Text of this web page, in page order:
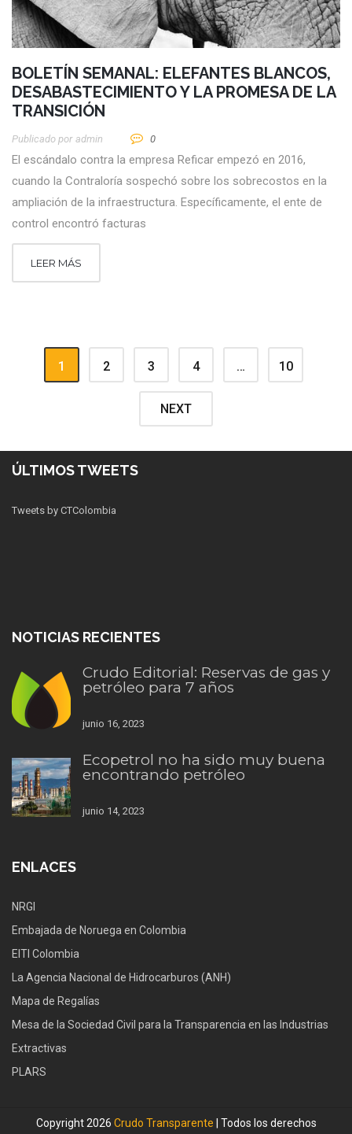
BOLETÍN SEMANAL: ELEFANTES BLANCOS,
DESABASTECIMIENTO Y LA PROMESA DE LA
TRANSICIÓN
Publicado por Admin 0
El escándalo contra la empresa Reficar empezó en 2016,
cuando la Contraloría sospechó sobre los sobrecostos en la
ampliación de la infraestructura. Específicamente, el ente de
control encontró facturas
LEER MÁS
1 2 3 4 … 10
NEXT
ÚLTIMOS TWEETS
Tweets by CTColombia
NOTICIAS RECIENTES
Crudo Editorial: Reservas de gas y
petróleo para 7 años
junio 16, 2023
Ecopetrol no ha sido muy buena
encontrando petróleo
junio 14, 2023
ENLACES
NRGI
Embajada de Noruega en Colombia
EITI Colombia
La Agencia Nacional de Hidrocarburos (ANH)
Mapa de Regalías
Mesa de la Sociedad Civil para la Transparencia en las Industrias
Extractivas
PLARS
Copyright 2026 Crudo Transparente | Todos los derechos